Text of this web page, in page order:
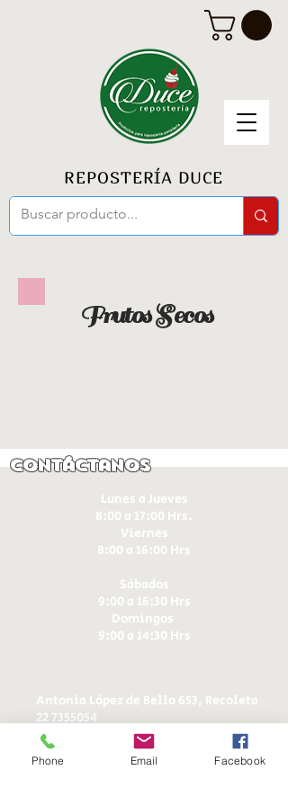
REPOSTERÍA DUCE
Frutos Secos
Contáctanos
Lunes a Jueves
8:00 a 17:00 Hrs.
Viernes
8:00 a 16:00 Hrs​
Sábados
9:00 a 16:30 Hrs
Domingos
9:00 a 14:30 Hrs
Antonia López de Bello 653, Recoleta
22 7355054
22 7375725
+56 9 75224598
ducereposteria@gmail.com
Phone Email Facebook